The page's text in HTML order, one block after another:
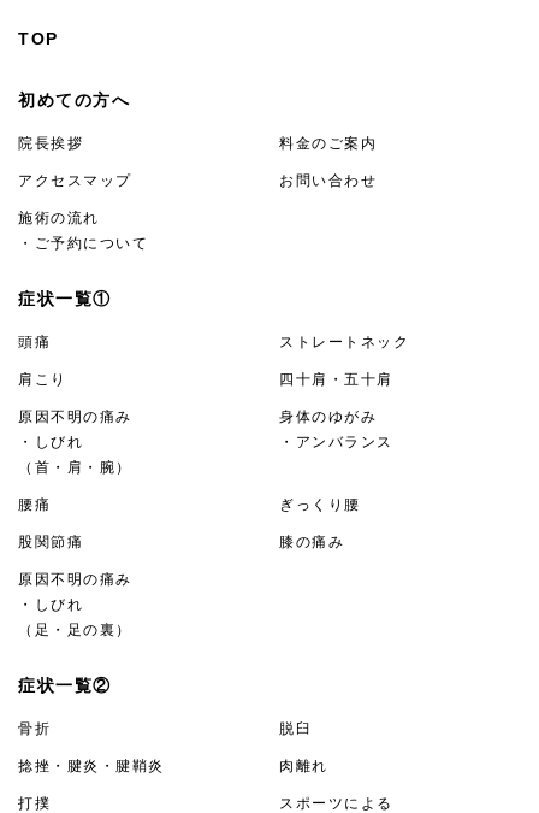
TOP
初めての方へ
院長挨拶 料金のご案内
アクセスマップ お問い合わせ
施術の流れ
・ご予約について
症状一覧①
頭痛 ストレートネック
肩こり 四十肩・五十肩
原因不明の痛み
・しびれ
（首・肩・腕）
身体のゆがみ
・アンバランス
腰痛 ぎっくり腰
股関節痛 膝の痛み
原因不明の痛み
・しびれ
（足・足の裏）
症状一覧②
骨折 脱臼
捻挫・腱炎・腱鞘炎 肉離れ
打撲
スポーツによる